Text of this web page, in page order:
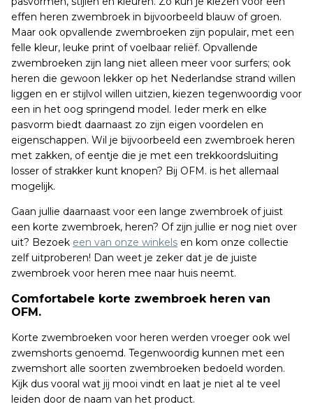
effen heren zwembroek in bijvoorbeeld blauw of groen.
Maar ook opvallende zwembroeken zijn populair, met een
felle kleur, leuke print of voelbaar reliëf. Opvallende
zwembroeken zijn lang niet alleen meer voor surfers; ook
heren die gewoon lekker op het Nederlandse strand willen
liggen en er stijlvol willen uitzien, kiezen tegenwoordig voor
een in het oog springend model. Ieder merk en elke
pasvorm biedt daarnaast zo zijn eigen voordelen en
eigenschappen. Wil je bijvoorbeeld een zwembroek heren
met zakken, of eentje die je met een trekkoordsluiting
losser of strakker kunt knopen? Bij OFM. is het allemaal
mogelijk.
Gaan jullie daarnaast voor een lange zwembroek of juist
een korte zwembroek, heren? Of zijn jullie er nog niet over
uit? Bezoek een van onze winkels en kom onze collectie
zelf uitproberen! Dan weet je zeker dat je de juiste
zwembroek voor heren mee naar huis neemt.
Comfortabele korte zwembroek heren van
OFM.
Korte zwembroeken voor heren werden vroeger ook wel
zwemshorts genoemd. Tegenwoordig kunnen met een
zwemshort alle soorten zwembroeken bedoeld worden.
Kijk dus vooral wat jij mooi vindt en laat je niet al te veel
leiden door de naam van het product.